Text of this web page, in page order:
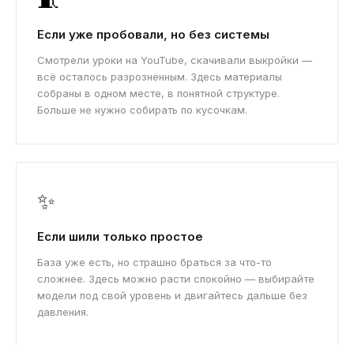
Если уже пробовали, но без системы
Смотрели уроки на YouTube, скачивали выкройки —
всё осталось разрозненным. Здесь материалы
собраны в одном месте, в понятной структуре.
Больше не нужно собирать по кусочкам.
✨
Если шили только простое
База уже есть, но страшно браться за что-то
сложнее. Здесь можно расти спокойно — выбирайте
модели под свой уровень и двигайтесь дальше без
давления.